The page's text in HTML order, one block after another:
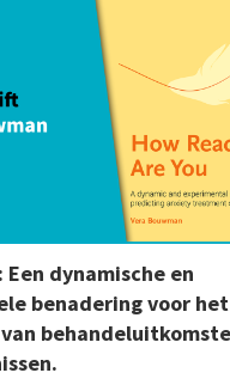
dynamische en
benadering voor het